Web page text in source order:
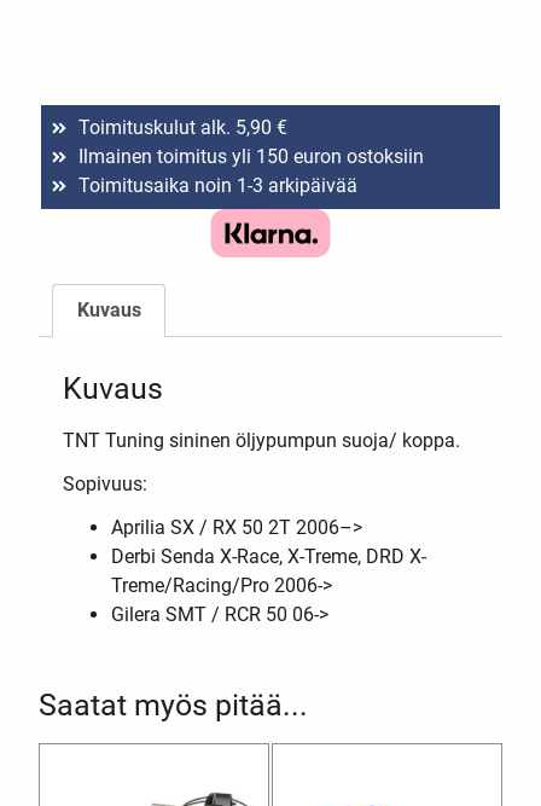
Toimituskulut alk. 5,90 €
Ilmainen toimitus yli 150 euron ostoksiin
Toimitusaika noin 1-3 arkipäivää
Saatat myös pitää...
Kuvaus
Kuvaus
TNT Tuning sininen öljypumpun suoja/ koppa.
Sopivuus:
Aprilia SX / RX 50 2T 2006–>
Derbi Senda X-Race, X-Treme, DRD X-
Treme/Racing/Pro 2006->
Gilera SMT / RCR 50 06->